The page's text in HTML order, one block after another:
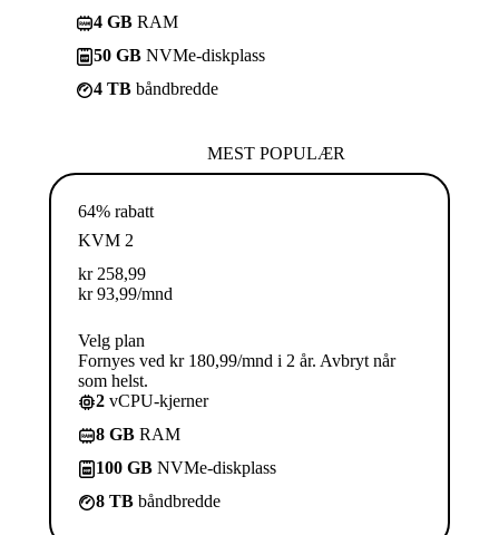
4 GB RAM
50 GB NVMe-diskplass
4 TB båndbredde
MEST POPULÆR
64% rabatt
KVM 2
kr 258,99
kr 93,99/mnd
Velg plan
Fornyes ved kr 180,99/mnd i 2 år. Avbryt når
som helst.
2 vCPU-kjerner
8 GB RAM
100 GB NVMe-diskplass
8 TB båndbredde